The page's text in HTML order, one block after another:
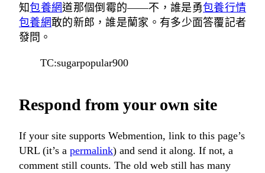
知包養網道那個倒霉的——不，誰是勇包養行情
包養網敢的新郎，誰是蘭家。有多少面答覆記者
發問。
TC:sugarpopular900
Respond from your own site
If your site supports Webmention, link to this page’s
URL (it’s a permalink) and send it along. If not, a
comment still counts. The old web still has many